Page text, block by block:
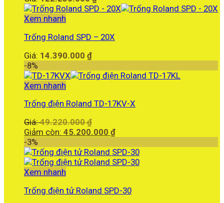
Xem nhanh
Trống Roland SPD – 20X
Giá: 14.390.000 ₫
-8%
Xem nhanh
Trống điện Roland TD-17KV-X
Giá:49.220.000₫
gốc
49.220.000 ₫.
Giảm còn: 45.200.000 ₫Giá
tại
là:
-3%
Xem nhanh
Trống điện tử Roland SPD-30